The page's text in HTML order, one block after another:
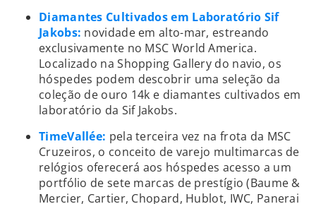
Diamantes Cultivados em Laboratório Sif
Jakobs: novidade em alto-mar, estreando
exclusivamente no MSC World America.
Localizado na Shopping Gallery do navio, os
hóspedes podem descobrir uma seleção da
coleção de ouro 14k e diamantes cultivados em
laboratório da Sif Jakobs.
TimeVallée: pela terceira vez na frota da MSC
Cruzeiros, o conceito de varejo multimarcas de
relógios oferecerá aos hóspedes acesso a um
portfólio de sete marcas de prestígio (Baume &
Mercier, Cartier, Chopard, Hublot, IWC, Panerai